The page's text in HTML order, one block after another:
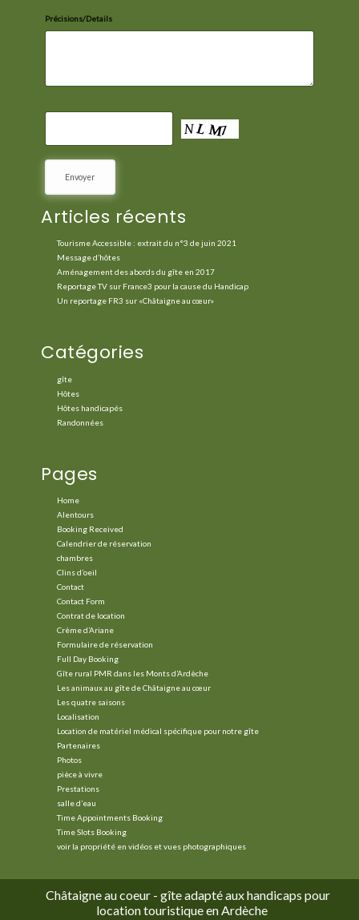
Précisions/Details
Articles récents
Tourisme Accessible : extrait du n°3 de juin 2021
Message d’hôtes
Aménagement des abords du gîte en 2017
Reportage TV sur France3 pour la cause du Handicap
Un reportage FR3 sur «Châtaigne au cœur»
Catégories
gîte
Hôtes
Hôtes handicapés
Randonnées
Pages
Home
Alentours
Booking Received
Calendrier de réservation
chambres
Clins d’oeil
Contact
Contact Form
Contrat de location
Crème d’Ariane
Formulaire de réservation
Full Day Booking
Gîte rural PMR dans les Monts d’Ardèche
Les animaux au gîte de Châtaigne au cœur
Les quatre saisons
Localisation
Location de matériel médical spécifique pour notre gîte
Partenaires
Photos
pièce à vivre
Prestations
salle d’eau
Time Appointments Booking
Time Slots Booking
voir la propriété en vidéos et vues photographiques
Châtaigne au coeur - gîte adapté aux handicaps pour
location touristique en Ardèche